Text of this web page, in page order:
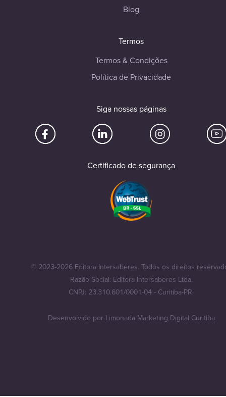
Blog
Termos
Termos & Condições
Política de Privacidade
Siga nossas páginas
Certificado de segurança
© 2023-2026 Editora Intersaberes. Todos os direitos
Razão Social: Editora Intersaberes Ltda.
CNPJ: 23.310.601/0001-04 - Curitiba-PR.
Desenvolvido porLimonada Marketing Digital Curitiba